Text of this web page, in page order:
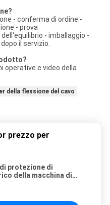
- conferma di ordine -
- prova
- imballaggio -
il servizio.
operative e video della
della flessione del cavo
prezzo per
protezione di
della macchina di